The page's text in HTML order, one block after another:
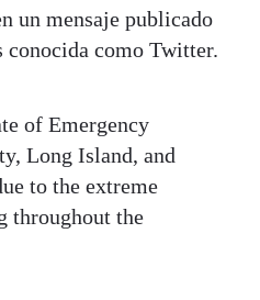
un mensaje publicado
conocida como Twitter.
of Emergency
Long Island, and
to the extreme
throughout the